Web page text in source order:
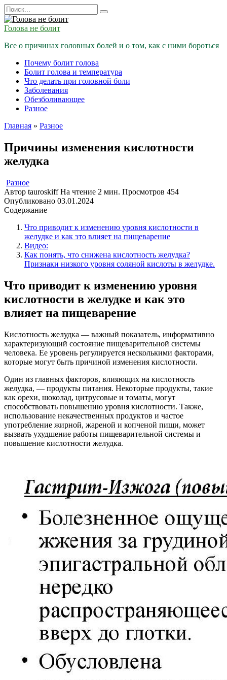
Перейти
к
содержанию
Search
for:
Голова не болит
Все о причинах головных болей и о том, как с ними бороться
Почему болит голова
Болит голова и температура
Что делать при головной боли
Заболевания
Обезболивающее
Разное
Главная » Разное
Причины изменения кислотности
желудка
Разное
Автор tauroskiff На чтение 2 мин. Просмотров 454
Опубликовано 03.01.2024
Содержание
Что приводит к изменению уровня кислотности в
желудке и как это влияет на пищеварение
Видео:
Как понять, что снижена кислотность желудка?
Признаки низкого уровня соляной кислоты в желудке.
Что приводит к изменению уровня
кислотности в желудке и как это
влияет на пищеварение
Кислотность желудка — важный показатель, информативно
характеризующий состояние пищеварительной системы
человека. Ее уровень регулируется несколькими факторами,
которые могут быть причиной изменения кислотности.
Один из главных факторов, влияющих на кислотность
желудка, — продукты питания. Некоторые продукты, такие
как орехи, шоколад, цитрусовые и томаты, могут
способствовать повышению уровня кислотности. Также,
использование некачественных продуктов и частое
употребление жирной, жареной и копченой пищи, может
вызвать ухудшение работы пищеварительной системы и
повышение кислотности желудка.